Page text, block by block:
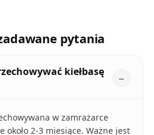
pytania
kiełbasę
w zamrażarce
około 2-3 miesiące. Ważne jest